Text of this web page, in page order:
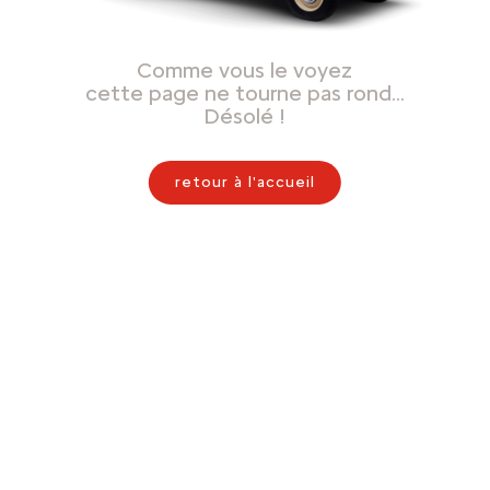
Comme vous le voyez
cette page ne tourne pas rond…
Désolé !
retour à l'accueil